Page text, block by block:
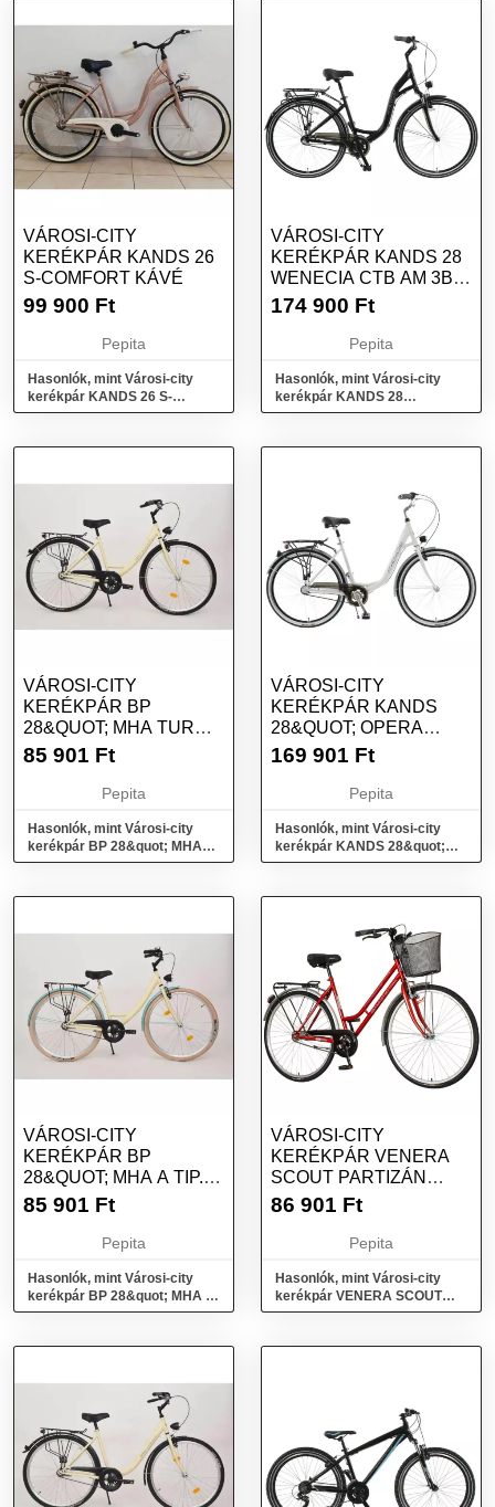
VÁROSI-CITY
KERÉKPÁR KANDS 26
S-COMFORT KÁVÉ
99 900 Ft
Pepita
Hasonlók, mint Városi-city
kerékpár KANDS 26 S-
COMFORT Kávé
VÁROSI-CITY
KERÉKPÁR KANDS 28
WENECIA CTB AM 3BN
17&QUOT; FEKETE
174 900 Ft
Pepita
Hasonlók, mint Városi-city
kerékpár KANDS 28
WENECIA CTB AM 3BN
VÁROSI-CITY
KERÉKPÁR BP
28&QUOT; MHA TURUL
A TIP. GR. KRÉM SZÍNŰ
85 901 Ft
Pepita
Hasonlók, mint Városi-city
kerékpár BP 28&quot; MHA
Turul A Tip. GR. Krém színű
VÁROSI-CITY
KERÉKPÁR KANDS
28&QUOT; OPERA
COMFORT 3BN
169 901 Ft
Pepita
Hasonlók, mint Városi-city
kerékpár KANDS 28&quot;
OPERA COMFORT 3BN
VÁROSI-CITY
KERÉKPÁR BP
28&QUOT; MHA A TIP.
GR. KRÉM EXTRA CITY
85 901 Ft
Pepita
Hasonlók, mint Városi-city
kerékpár BP 28&quot; MHA A
Tip. GR. Krém Extra City
VÁROSI-CITY
KERÉKPÁR VENERA
SCOUT PARTIZÁN
28&QUOT; VELO
86 901 Ft
Pepita
Hasonlók, mint Városi-city
kerékpár VENERA SCOUT
PARTIZÁN 28&quot; VELO